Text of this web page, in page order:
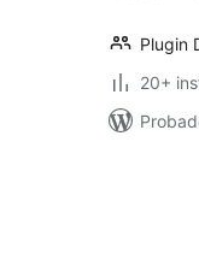
Plugin
20+